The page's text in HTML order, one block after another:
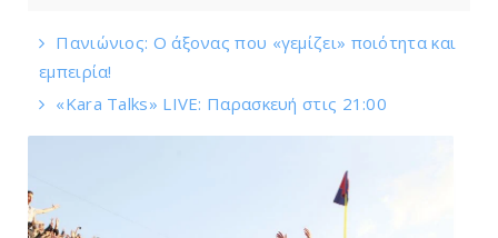
Πανιώνιος: O άξονας που «γεμίζει» ποιότητα και
εμπειρία!
«Kara Talks» LIVE: Παρασκευή στις 21:00